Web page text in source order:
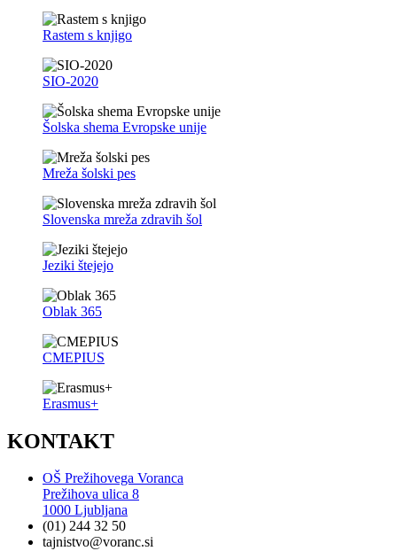
Rastem s knjigo
SIO-2020
Šolska shema Evropske unije
Mreža šolski pes
Slovenska mreža zdravih šol
Jeziki štejejo
Oblak 365
CMEPIUS
Erasmus+
KONTAKT
OŠ Prežihovega Voranca
Prežihova ulica 8
1000 Ljubljana
(01) 244 32 50
tajnistvo@voranc.si